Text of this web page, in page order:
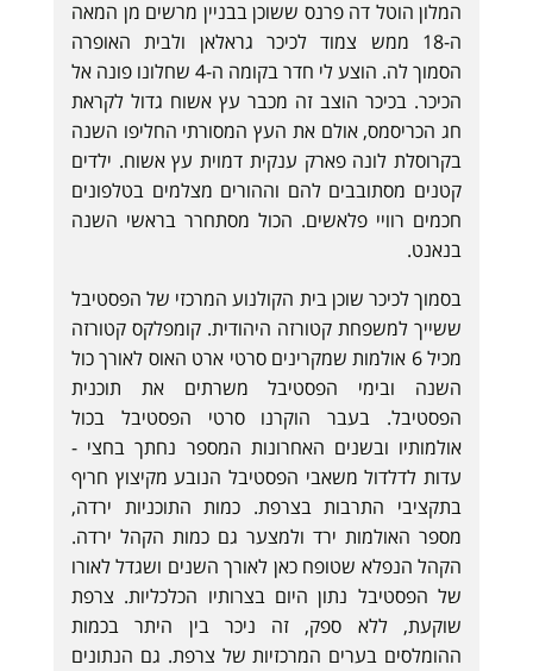
המלון הוטל דה פרנס ששוכן בבניין מרשים מן המאה
ה-18 ממש צמוד לכיכר גראלאן ולבית האופרה
הסמוך לה. הוצע לי חדר בקומה ה-4 שחלונו פונה אל
הכיכר. בכיכר הוצב זה מכבר עץ אשוח גדול לקראת
חג הכריסמס, אולם את העץ המסורתי החליפו השנה
בקרוסלת לונה פארק ענקית דמוית עץ אשוח. ילדים
קטנים מסתובבים להם וההורים מצלמים בטלפונים
חכמים רוויי פלאשים. הכול מסתחרר בראשי השנה
בנאנט.
בסמוך לכיכר שוכן בית הקולנוע המרכזי של הפסטיבל
ששייך למשפחת קטורזה היהודית. קומפלקס קטורזה
מכיל 6 אולמות שמקרינים סרטי ארט האוס לאורך כול
השנה ובימי הפסטיבל משרתים את תוכנית
הפסטיבל. בעבר הוקרנו סרטי הפסטיבל בכול
אולמותיו ובשנים האחרונות המספר נחתך בחצי -
עדות לדלדול משאבי הפסטיבל הנובע מקיצוץ חריף
בתקציבי התרבות בצרפת. כמות התוכניות ירדה,
מספר האולמות ירד ולמצער גם כמות הקהל ירדה.
הקהל הנפלא שטופח כאן לאורך השנים ושגדל לאורו
של הפסטיבל נתון היום בצרותיו הכלכליות. צרפת
שוקעת, ללא ספק, זה ניכר בין היתר בכמות
ההומלסים בערים המרכזיות של צרפת. גם הנתונים